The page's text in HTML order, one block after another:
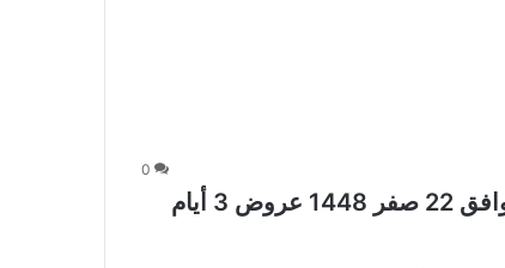
0
عروض الدانوب اليوم 5 أغسطس 2026 الموافق 22 صفر 1448 عروض 3 أيام